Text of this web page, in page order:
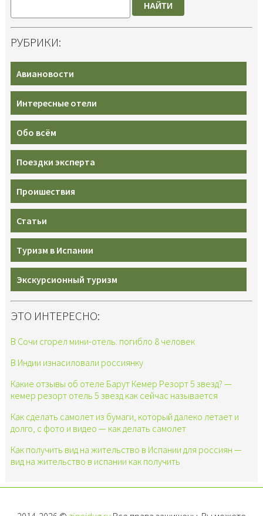
НАЙТИ
РУБРИКИ:
Авиановости
Интересные отели
Обо всём
Поездки эксперта
Проишествия
Статьи
Туризм в Испании
Экскурсионный туризм
ЭТО ИНТЕРЕСНО:
В Сочи сгорел мини-отель: погибло 8 человек
В Индии изнасиловали россиянку
Какие отзывы об отеле Барут Кемер Резорт 5 звезд? —
кемер резорт отель 5 звезд как сейчас называется
Как сделать самолет из бумаги, который далеко летает и
долго, с фото и видео — как делать самолет
Как получить вид на жительство в Испании для россиян —
вид на жительство в испании как получить